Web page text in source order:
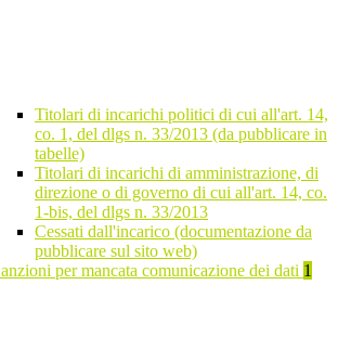
Titolari di incarichi politici di cui all'art. 14,
co. 1, del dlgs n. 33/2013 (da pubblicare in
tabelle)
Titolari di incarichi di amministrazione, di
direzione o di governo di cui all'art. 14, co.
1-bis, del dlgs n. 33/2013
Cessati dall'incarico (documentazione da
pubblicare sul sito web)
per mancata comunicazione dei dati 1